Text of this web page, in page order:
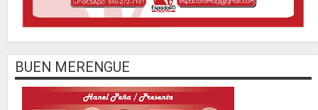
BUEN MERENGUE